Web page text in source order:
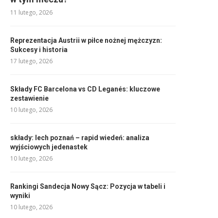
11 lutego, 2026
Reprezentacja Austrii w piłce nożnej mężczyzn:
Sukcesy i historia
17 lutego, 2026
Składy FC Barcelona vs CD Leganés: kluczowe
zestawienie
10 lutego, 2026
składy: lech poznań – rapid wiedeń: analiza
wyjściowych jedenastek
10 lutego, 2026
Rankingi Sandecja Nowy Sącz: Pozycja w tabeli i
wyniki
10 lutego, 2026